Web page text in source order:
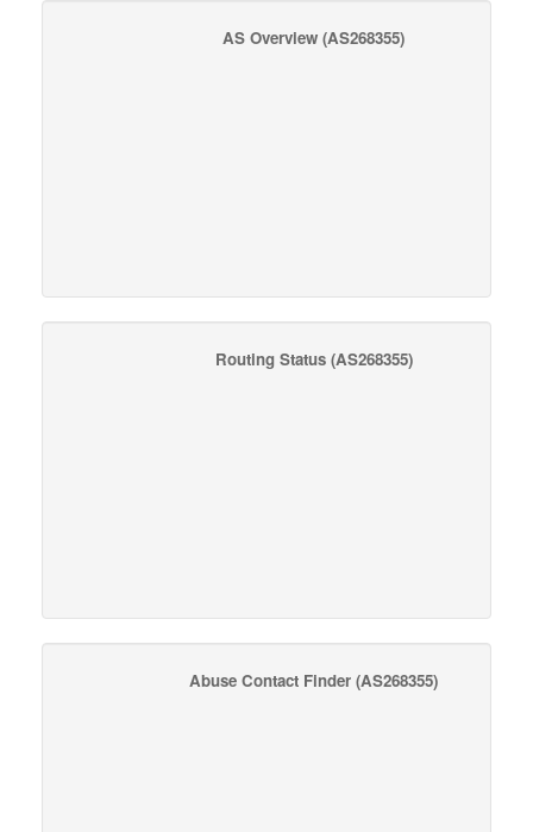
AS Overview (AS268355)
Routing Status(AS268355)
Abuse Contact Finder (AS268355)